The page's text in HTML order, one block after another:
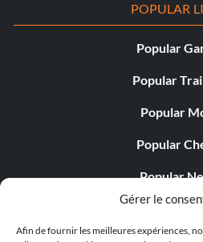
Gérer le
Afin de fournir les meilleures expériences,
POPULAR
Popular
Popular
Popular
Popular
Popular
Popular